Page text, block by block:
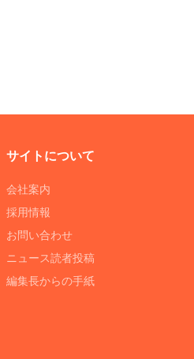
サイトについて
会社案内
採用情報
お問い合わせ
ニュース読者投稿
編集長からの手紙